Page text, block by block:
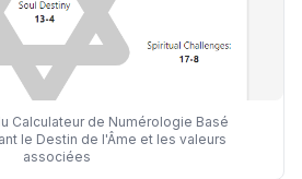
Calculateur de Numérologie Basé
le Destin de l'Âme et les valeurs
associées